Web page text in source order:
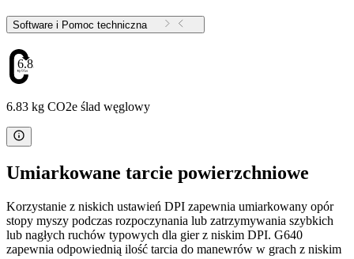
Software i Pomoc techniczna
6.83
6.83 kg CO2e ślad węglowy
Umiarkowane tarcie powierzchniowe
Korzystanie z niskich ustawień DPI zapewnia umiarkowany opór
stopy myszy podczas rozpoczynania lub zatrzymywania szybkich
lub nagłych ruchów typowych dla gier z niskim DPI. G640
zapewnia odpowiednią ilość tarcia do manewrów w grach z niskim